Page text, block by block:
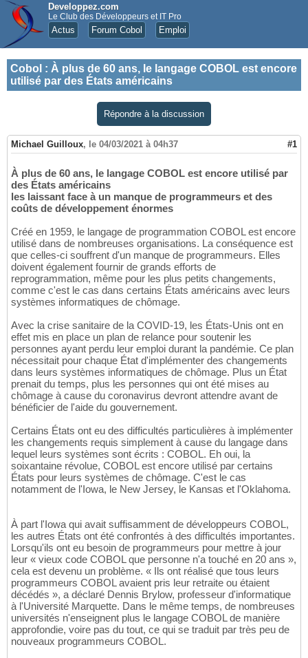
Developpez.com
Le Club des Développeurs et IT Pro
Actus Forum Cobol Emploi
Cobol : À plus de 60 ans, le langage COBOL est encore
utilisé par des États américains
Répondre à la discussion
Michael Guilloux, le 04/03/2021 à 04h37 #1
À plus de 60 ans, le langage COBOL est encore utilisé par
des États américains
les laissant face à un manque de programmeurs et des
coûts de développement énormes
Créé en 1959, le langage de programmation COBOL est encore
utilisé dans de nombreuses organisations. La conséquence est
que celles-ci souffrent d'un manque de programmeurs. Elles
doivent également fournir de grands efforts de
reprogrammation, même pour les plus petits changements,
comme c'est le cas dans certains États américains avec leurs
systèmes informatiques de chômage.
Avec la crise sanitaire de la COVID-19, les États-Unis ont en
effet mis en place un plan de relance pour soutenir les
personnes ayant perdu leur emploi durant la pandémie. Ce plan
nécessitait pour chaque État d'implémenter des changements
dans leurs systèmes informatiques de chômage. Plus un État
prenait du temps, plus les personnes qui ont été mises au
chômage à cause du coronavirus devront attendre avant de
bénéficier de l'aide du gouvernement.
Certains États ont eu des difficultés particulières à implémenter
les changements requis simplement à cause du langage dans
lequel leurs systèmes sont écrits : COBOL. Eh oui, la
soixantaine révolue, COBOL est encore utilisé par certains
États pour leurs systèmes de chômage. C'est le cas
notamment de l'Iowa, le New Jersey, le Kansas et l'Oklahoma.
À part l'Iowa qui avait suffisamment de développeurs COBOL,
les autres États ont été confrontés à des difficultés importantes.
Lorsqu'ils ont eu besoin de programmeurs pour mettre à jour
leur « vieux code COBOL que personne n'a touché en 20 ans »,
cela est devenu un problème. « Ils ont réalisé que tous leurs
programmeurs COBOL avaient pris leur retraite ou étaient
décédés », a déclaré Dennis Brylow, professeur d'informatique
à l'Université Marquette. Dans le même temps, de nombreuses
universités n'enseignent plus le langage COBOL de manière
approfondie, voire pas du tout, ce qui se traduit par très peu de
nouveaux programmeurs COBOL.